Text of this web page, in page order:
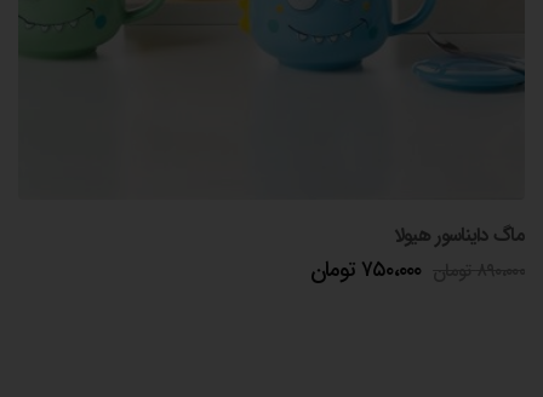
ماگ درب سیلیکونی طرح برجسته حیوانات